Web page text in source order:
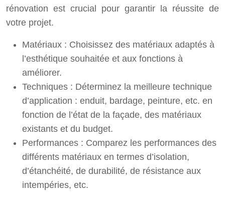
rénovation est crucial pour garantir la réussite de
votre projet.
Matériaux : Choisissez des matériaux adaptés à
l’esthétique souhaitée et aux fonctions à
améliorer.
Techniques : Déterminez la meilleure technique
d’application : enduit, bardage, peinture, etc. en
fonction de l’état de la façade, des matériaux
existants et du budget.
Performances : Comparez les performances des
différents matériaux en termes d’isolation,
d’étanchéité, de durabilité, de résistance aux
intempéries, etc.